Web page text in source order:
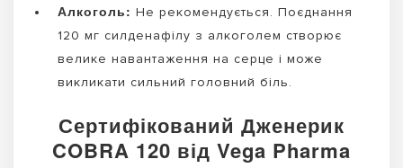
Алкоголь: Не рекомендується. Поєднання
120 мг силденафілу з алкоголем створює
велике навантаження на серце і може
викликати сильний головний біль.
Сертифікований Дженерик
COBRA 120 від Vega Pharma